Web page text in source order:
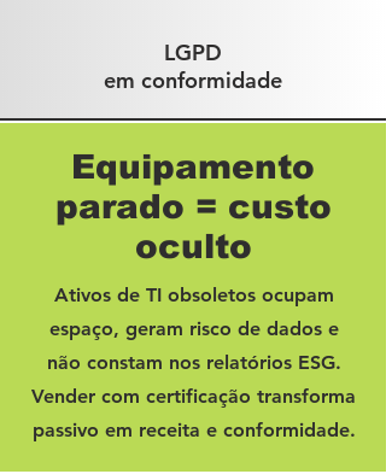
LGPD
em conformidade
Equipamento
parado = custo
oculto
Ativos de TI obsoletos ocupam
espaço, geram risco de dados e
não constam nos relatórios ESG.
Vender com certificação transforma
passivo em receita e conformidade.